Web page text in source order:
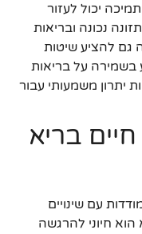
יכול לעזור
נכונה ובריאות
גם להציע שיטות
בשמירה על בריאות
יתרון משמעותי עבור
בריא
עם שינויים
הוא חיוני להרגשה